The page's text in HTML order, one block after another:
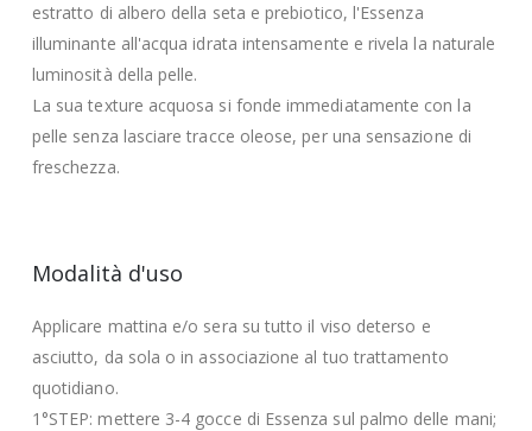
estratto di albero della seta e prebiotico, l'Essenza
illuminante all'acqua idrata intensamente e rivela la naturale
luminosità della pelle.
La sua texture acquosa si fonde immediatamente con la
pelle senza lasciare tracce oleose, per una sensazione di
freschezza.
Modalità d'uso
Applicare mattina e/o sera su tutto il viso deterso e
asciutto, da sola o in associazione al tuo trattamento
quotidiano.
1°STEP: mettere 3-4 gocce di Essenza sul palmo delle mani;